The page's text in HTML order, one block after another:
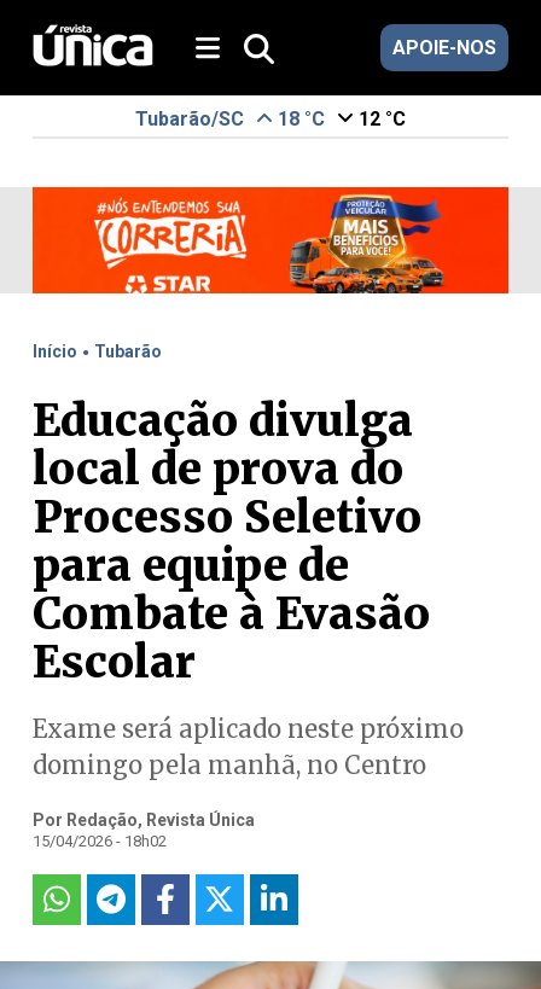
APOIE-NOS
Tubarão/SC 18 °C 12 °C
Início . Tubarão
Educação divulga
local de prova do
Processo Seletivo
para equipe de
Combate à Evasão
Escolar
Exame será aplicado neste próximo
domingo pela manhã, no Centro
Por Redação, Revista Única
15/04/2026 - 18h02